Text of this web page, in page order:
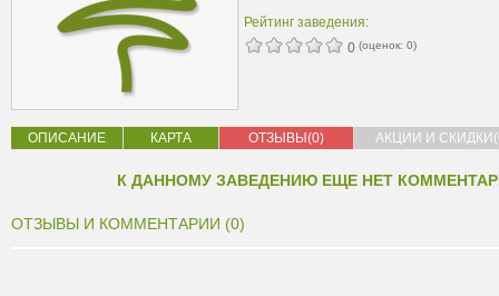
Рейтинг заведения:
0 (оценок: 0)
ОПИСАНИЕ КАРТА ОТЗЫВЫ(0) АКЦИИ И
К ДАННОМУ ЗАВЕДЕНИЮ ЕЩЕ НЕТ
ОТЗЫВЫ И КОММЕНТАРИИ (0)